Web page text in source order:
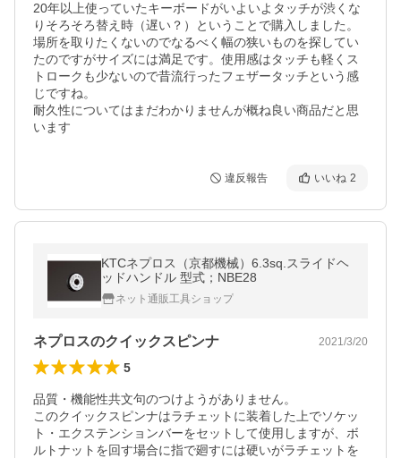
20年以上使っていたキーボードがいよいよタッチが渋くな
りそろそろ替え時（遅い？）ということで購入しました。
場所を取りたくないのでなるべく幅の狭いものを探してい
たのですがサイズには満足です。使用感はタッチも軽くス
トロークも少ないので昔流行ったフェザータッチという感
じですね。
耐久性についてはまだわかりませんが概ね良い商品だと思
います
違反報告 いいね 2
KTCネプロス（京都機械）6.3sq.スライドヘ
ッドハンドル 型式；NBE28
ネット通販工具ショップ
ネプロスのクイックスピンナ 2021/3/20
5
品質・機能性共文句のつけようがありません。
このクイックスピンナはラチェットに装着した上でソケッ
ト・エクステンションバーをセットして使用しますが、ボ
ルトナットを回す場合に指で廻すには硬いがラチェットを